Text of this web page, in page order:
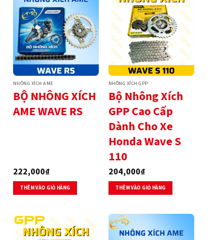
NHÔNG XÍCH AME
BỘ NHÔNG XÍCH
AME WAVE RS
222,000₫
THÊM VÀO GIỎ HÀNG
NHÔNG XÍCH GPP
Bộ Nhông Xích
GPP Cao Cấp
Dành Cho Xe
Honda Wave S
110
204,000₫
THÊM VÀO GIỎ HÀNG